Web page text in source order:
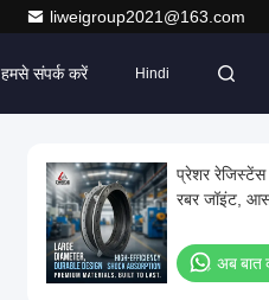
liweigroup2021@163.com
हमसे संपर्क करें Hindi
प्रेशर
रबर जॉइंट,
अब बात